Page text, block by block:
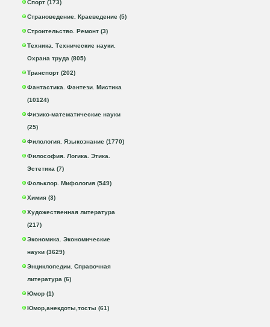
Спорт (173)
Страноведение. Краеведение (5)
Строительство. Ремонт (3)
Техника. Технические науки.
Охрана труда (805)
Транспорт (202)
Фантастика. Фэнтези. Мистика
(10124)
Физико-математические науки
(25)
Филология. Языкознание (1770)
Философия. Логика. Этика.
Эстетика (7)
Фольклор. Мифология (549)
Химия (3)
Художественная литература
(217)
Экономика. Экономические
науки (3629)
Энциклопедии. Справочная
литература (6)
Юмор (1)
Юмор,анекдоты,тосты (61)